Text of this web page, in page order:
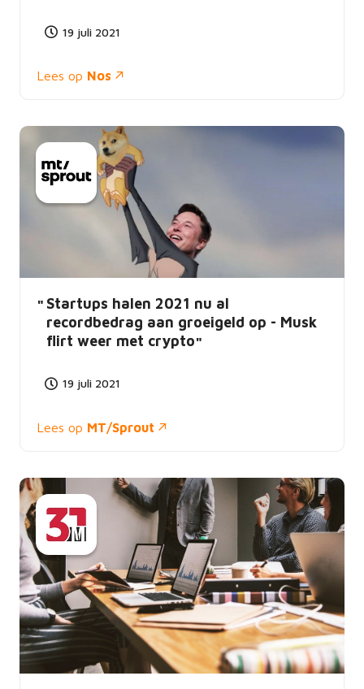
19 juli 2021
Lees op Nos
Startups halen 2021 nu al
recordbedrag aan groeigeld op - Musk
flirt weer met crypto
19 juli 2021
Lees op MT/Sprout